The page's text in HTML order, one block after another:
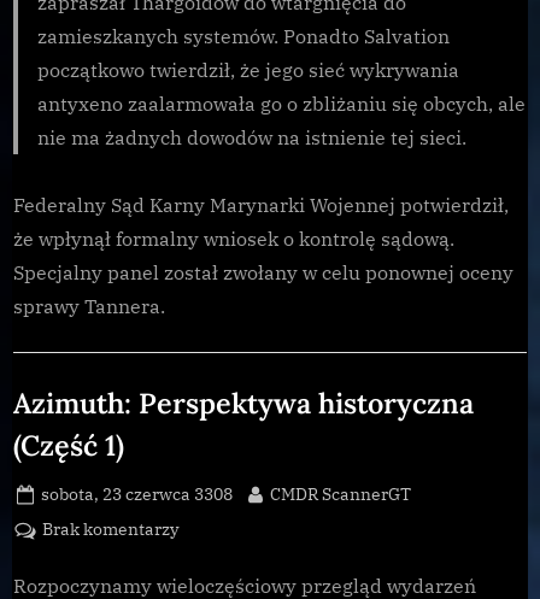
zamieszkanych systemów. Ponadto Salvation
początkowo twierdził, że jego sieć wykrywania
antyxeno zaalarmowała go o zbliżaniu się obcych, ale
nie ma żadnych dowodów na istnienie tej sieci.
Federalny Sąd Karny Marynarki Wojennej potwierdził,
że wpłynął formalny wniosek o kontrolę sądową.
Specjalny panel został zwołany w celu ponownej oceny
sprawy Tannera.
Azimuth: Perspektywa historyczna
(Część 1)
Posted
on
sobota, 23 czerwca 3308 By
CMDR ScannerGT
Brak komentarzydo
Perspektywa
Rozpoczynamy wieloczęściowy przegląd wydarzeń